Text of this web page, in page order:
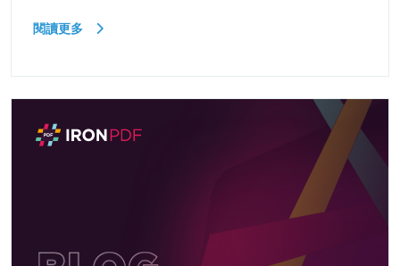
閱讀更多